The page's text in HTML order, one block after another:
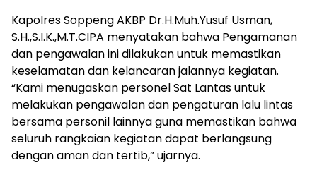
Kapolres Soppeng AKBP Dr.H.Muh.Yusuf Usman,
S.H.,S.I.K.,M.T.CIPA menyatakan bahwa Pengamanan
dan pengawalan ini dilakukan untuk memastikan
keselamatan dan kelancaran jalannya kegiatan.
“Kami menugaskan personel Sat Lantas untuk
melakukan pengawalan dan pengaturan lalu lintas
bersama personil lainnya guna memastikan bahwa
seluruh rangkaian kegiatan dapat berlangsung
dengan aman dan tertib,” ujarnya.